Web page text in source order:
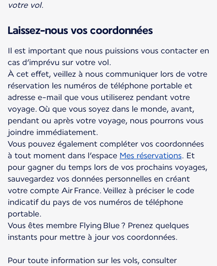
votre vol.
Laissez-nous vos coordonnées
Il est important que nous puissions vous contacter en
cas d’imprévu sur votre vol.
À cet effet, veillez à nous communiquer lors de votre
réservation les numéros de téléphone portable et
adresse e­-mail que vous utiliserez pendant votre
voyage. Où que vous soyez dans le monde, avant,
pendant ou après votre voyage, nous pourrons vous
joindre immédiatement.
Vous pouvez également compléter vos coordonnées
à tout moment dans l’espace Mes réservations. Et
pour gagner du temps lors de vos prochains voyages,
sauvegardez vos données personnelles en créant
votre compte Air France. Veillez à préciser le code
indicatif du pays de vos numéros de téléphone
portable.
Vous êtes membre Flying Blue ? Prenez quelques
instants pour mettre à jour vos coordonnées.
Pour toute information sur les vols, consulter